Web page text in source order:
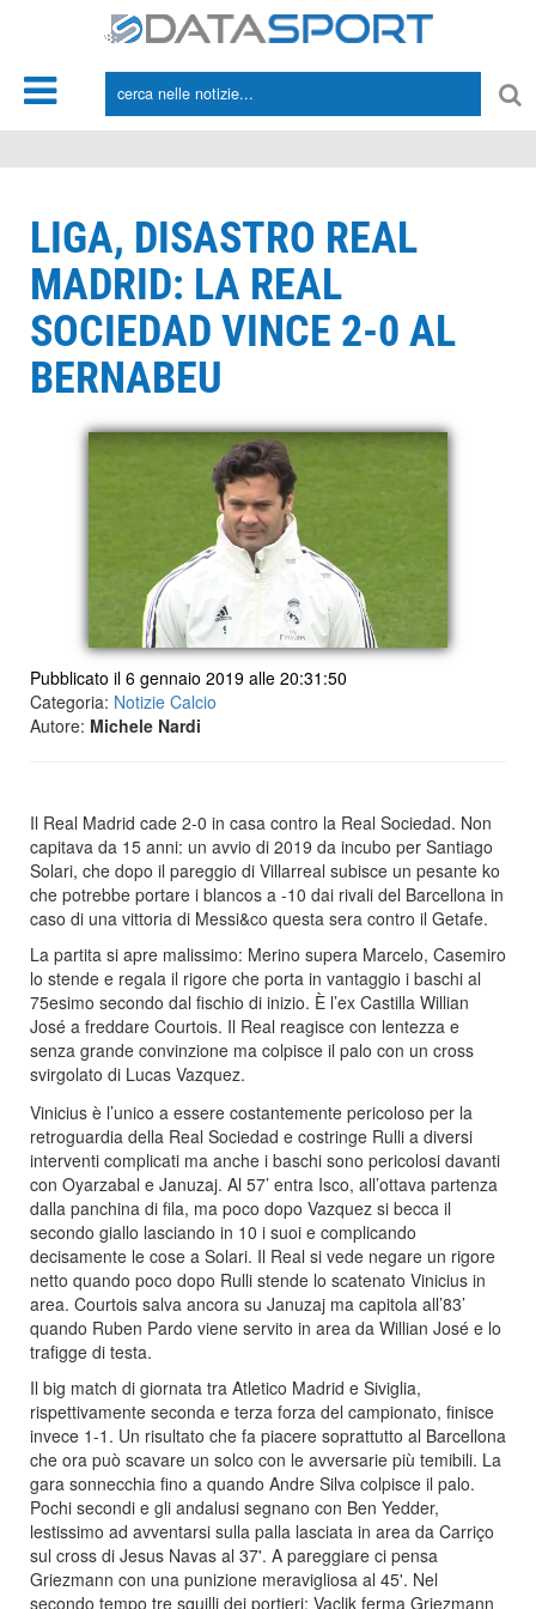
LIGA, DISASTRO REAL
MADRID: LA REAL
SOCIEDAD VINCE 2-0 AL
BERNABEU
Pubblicato il 6 gennaio 2019 alle 20:31:50
Categoria: Notizie Calcio
Autore: Michele Nardi
Il Real Madrid cade 2-0 in casa contro la Real Sociedad. Non
capitava da 15 anni: un avvio di 2019 da incubo per Santiago
Solari, che dopo il pareggio di Villarreal subisce un pesante ko
che potrebbe portare i blancos a -10 dai rivali del Barcellona in
caso di una vittoria di Messi&co questa sera contro il Getafe.
La partita si apre malissimo: Merino supera Marcelo, Casemiro
lo stende e regala il rigore che porta in vantaggio i baschi al
75esimo secondo dal fischio di inizio. È l’ex Castilla Willian
José a freddare Courtois. Il Real reagisce con lentezza e
senza grande convinzione ma colpisce il palo con un cross
svirgolato di Lucas Vazquez.
Vinicius è l’unico a essere costantemente pericoloso per la
retroguardia della Real Sociedad e costringe Rulli a diversi
interventi complicati ma anche i baschi sono pericolosi davanti
con Oyarzabal e Januzaj. Al 57’ entra Isco, all’ottava partenza
dalla panchina di fila, ma poco dopo Vazquez si becca il
secondo giallo lasciando in 10 i suoi e complicando
decisamente le cose a Solari. Il Real si vede negare un rigore
netto quando poco dopo Rulli stende lo scatenato Vinicius in
area. Courtois salva ancora su Januzaj ma capitola all’83’
quando Ruben Pardo viene servito in area da Willian José e lo
trafigge di testa.
Il big match di giornata tra Atletico Madrid e Siviglia,
rispettivamente seconda e terza forza del campionato, finisce
invece 1-1. Un risultato che fa piacere soprattutto al Barcellona
che ora può scavare un solco con le avversarie più temibili. La
gara sonnecchia fino a quando Andre Silva colpisce il palo.
Pochi secondi e gli andalusi segnano con Ben Yedder,
lestissimo ad avventarsi sulla palla lasciata in area da Carriço
sul cross di Jesus Navas al 37'. A pareggiare ci pensa
Griezmann con una punizione meravigliosa al 45'. Nel
secondo tempo tre squilli dei portieri: Vaclik ferma Griezmann